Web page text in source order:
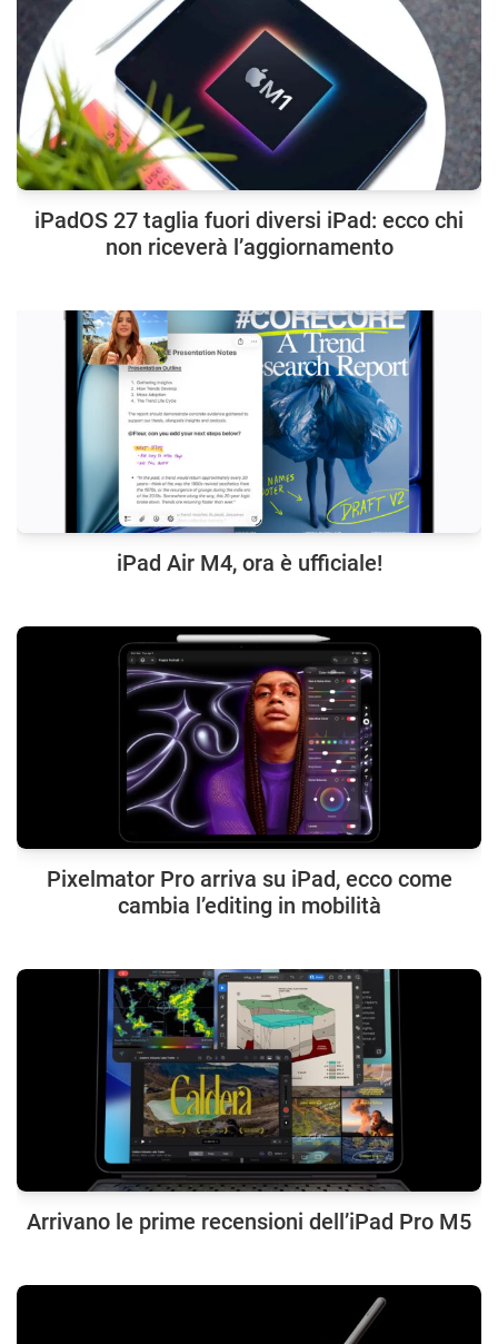
iPadOS 27 taglia fuori diversi iPad: ecco chi
non riceverà l’aggiornamento
iPad Air M4, ora è ufficiale!
Pixelmator Pro arriva su iPad, ecco come
cambia l’editing in mobilità
Arrivano le prime recensioni dell’iPad Pro M5